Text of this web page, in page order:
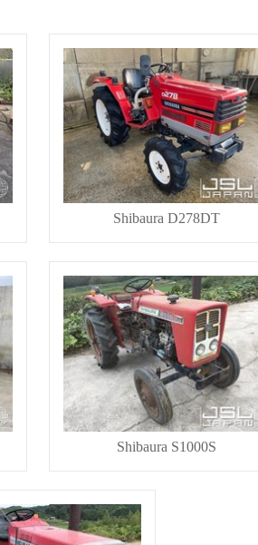
Shibaura D278DT
Shibaura S1000S